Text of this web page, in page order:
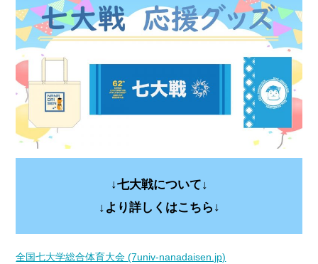
↓七大戦について↓
↓ より詳しくはこちら↓
全国七大学総合体育大会 (7univ-nanadaisen.jp)